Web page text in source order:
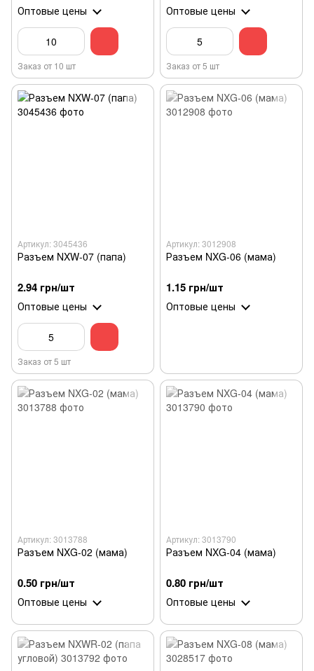
Оптовые цены
Заказ от 10 шт
Оптовые цены
Заказ от 5 шт
Артикул: 3045436
Разъем NXW-07 (папа)
2.94 грн/шт
Оптовые цены
Заказ от 5 шт
Артикул: 3012908
Разъем NXG-06 (мама)
1.15 грн/шт
Оптовые цены
Артикул: 3013788
Разъем NXG-02 (мама)
0.50 грн/шт
Оптовые цены
Артикул: 3013790
Разъем NXG-04 (мама)
0.80 грн/шт
Оптовые цены